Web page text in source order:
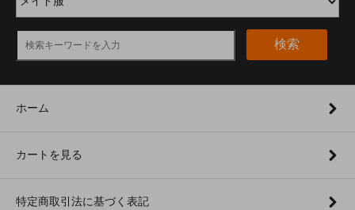
検索
ホーム
カートを見る
特定商取引法に基づく表記